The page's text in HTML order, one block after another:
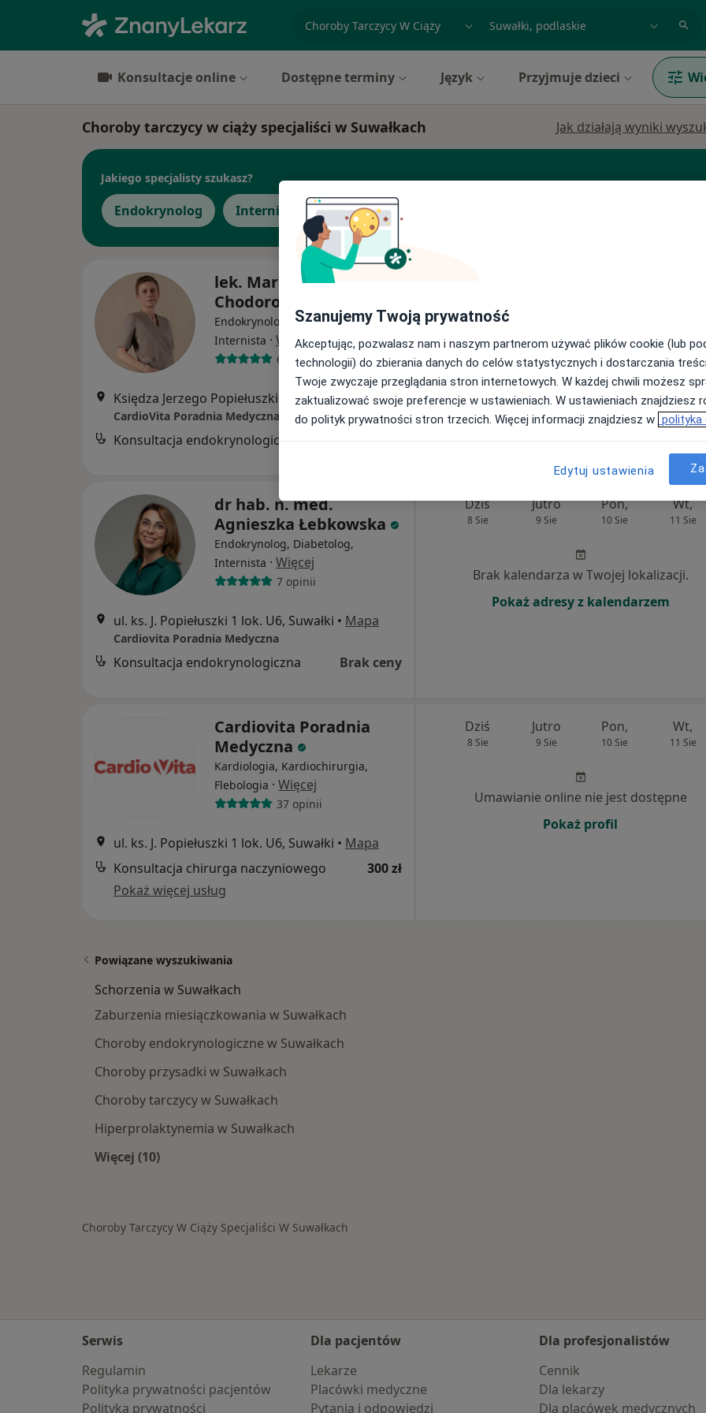
Konsultacje online Dostępne terminy Język Przyjmuje dzieci
Choroby tarczycy w ciąży specjaliści w Suwałkach Jak działają wyniki
Jakiego specjalisty szukasz?
Endokrynolog Internista Diabetolog
lek. Marlena
Chodorowska
Endokrynolog, Diabetolog,
Internista · Więcej
6 opinii
Księdza Jerzego Popiełuszki 1/lok u6, Suwałki •Mapa
CardioVita Poradnia Medyczna
Konsultacja endokrynologiczna
Brak kalendarza w Twojej lokalizacji.
Pokaż adresy z kalendarzem
dr hab. n. med.
Agnieszka Łebkowska
Endokrynolog, Diabetolog,
Internista · Więcej
7 opinii
ul. ks. J. Popiełuszki 1 lok. U6, Suwałki • Mapa
Cardiovita Poradnia Medyczna
Konsultacja endokrynologiczna Brak ceny
Dziś
8 Sie
Jutro
9 Sie
Pon,
10 Sie
Wt,
11 Sie
Brak kalendarza w Twojej lokalizacji.
Pokaż adresy z kalendarzem
Cardiovita Poradnia
Medyczna
Kardiologia, Kardiochirurgia,
Flebologia · Więcej
37 opinii
ul. ks. J. Popiełuszki 1 lok. U6, Suwałki • Mapa
Konsultacja chirurga naczyniowego
300 zł
Pokaż więcej usług
Dziś
8 Sie
Jutro
9 Sie
Pon,
10 Sie
Wt,
11 Sie
Umawianie online nie jest dostępne
Pokaż profil
Powiązane wyszukiwania
Schorzenia w Suwałkach
Zaburzenia miesiączkowania w Suwałkach
Choroby endokrynologiczne w Suwałkach
Choroby przysadki w Suwałkach
Choroby tarczycy w Suwałkach
Hiperprolaktynemia w Suwałkach
Więcej (10)
Choroby Tarczycy W Ciąży Specjaliści W Suwałkach
Serwis
Regulamin
Polityka prywatności pacjentów
Polityka prywatności
Dla pacjentów
Lekarze
Placówki medyczne
Pytania i odpowiedzi
Dla profesjonalistów
Cennik
Dla lekarzy
Dla placówek medycznych
Szanujemy Twoją prywatność
Akceptując, pozwalasz nam i naszym partnerom używać plików cookie (lub
technologii) do zbierania danych do celów statystycznych i dostarczania
Twoje zwyczaje przeglądania stron internetowych. W każdej chwili możesz
zaktualizować swoje preferencje w ustawieniach. W ustawieniach znajdziesz
do polityk prywatności stron trzecich. Więcej informacji znajdziesz w polityka
Edytuj ustawienia